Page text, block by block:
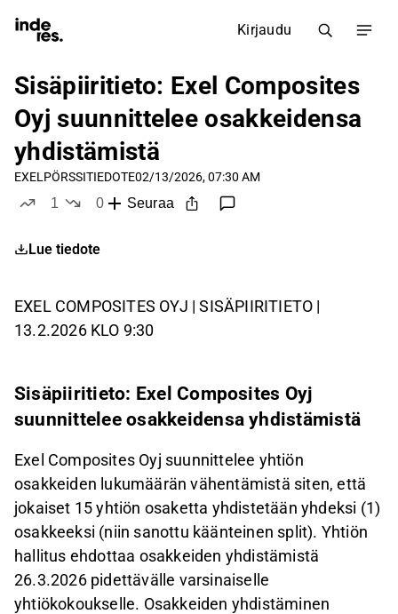
Kirjaudu
Sisäpiiritieto: Exel Composites
Oyj suunnittelee osakkeidensa
yhdistämistä
EXEL PÖRSSITIEDOTE02/13/2026, 07:30 AM
1
0
Seuraa
Lue tiedote
EXEL COMPOSITES OYJ | SISÄPIIRITIETO |
13.2.2026 KLO 9:30
Sisäpiiritieto: Exel Composites Oyj
suunnittelee osakkeidensa yhdistämistä
Exel Composites Oyj suunnittelee yhtiön
osakkeiden lukumäärän vähentämistä siten, että
jokaiset 15 yhtiön osaketta yhdistetään yhdeksi (1)
osakkeeksi (niin sanottu käänteinen split). Yhtiön
hallitus ehdottaa osakkeiden yhdistämistä
26.3.2026 pidettävälle varsinaiselle
yhtiökokoukselle. Osakkeiden yhdistäminen